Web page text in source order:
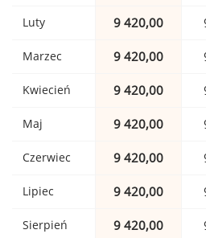
Luty 9 420,00
Marzec 9 420,00
Kwiecień 9 420,00
Maj 9 420,00
Czerwiec 9 420,00
Lipiec 9 420,00
Sierpień 9 420,00